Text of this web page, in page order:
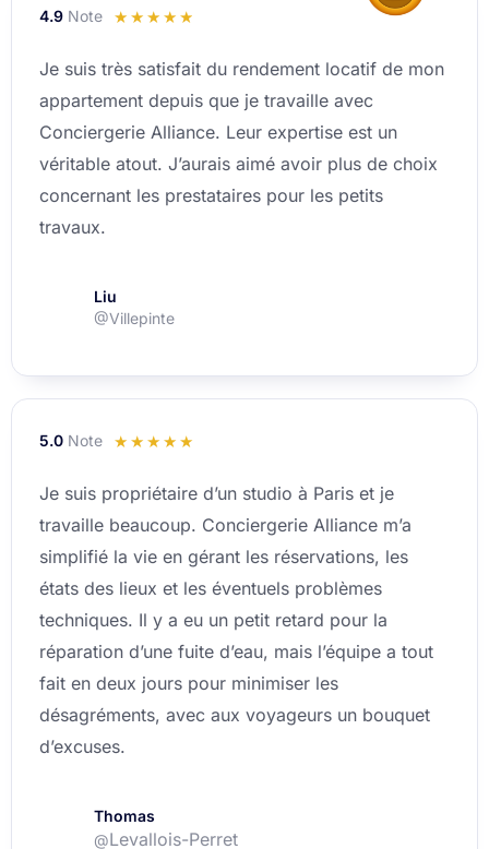
4.9 Note ☆ ☆ ☆ ☆ ☆
sur
5
Je suis très satisfait du rendement locatif de mon
appartement depuis que je travaille avec
Conciergerie Alliance. Leur expertise est un
véritable atout. J’aurais aimé avoir plus de choix
concernant les prestataires pour les petits
travaux.
Liu
@Villepinte
5.0 Note ☆ ☆ ☆ ☆ ☆
sur
5
Je suis propriétaire d’un studio à Paris et je
travaille beaucoup. Conciergerie Alliance m’a
simplifié la vie en gérant les réservations, les
états des lieux et les éventuels problèmes
techniques. Il y a eu un petit retard pour la
réparation d’une fuite d’eau, mais l’équipe a tout
fait en deux jours pour minimiser les
désagréments, avec aux voyageurs un bouquet
d’excuses.
Thomas
@Levallois-Perret